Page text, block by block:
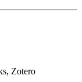
Zotero